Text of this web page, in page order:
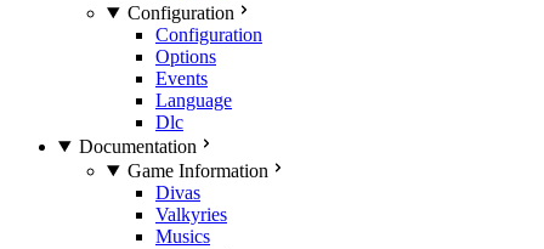
Configuration
Configuration
Options
Events
Language
Dlc
Documentation
Game Information
Divas
Valkyries
Musics